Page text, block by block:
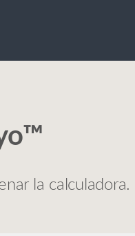
la calculadora.